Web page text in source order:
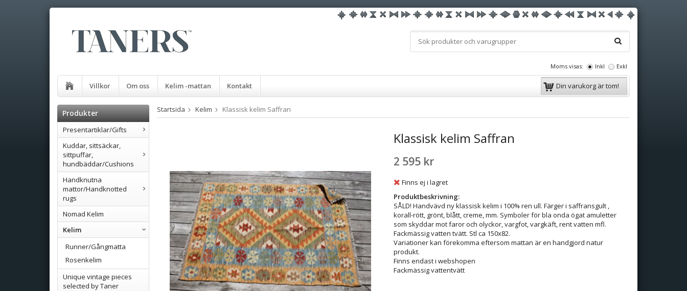
Moms visas: Inkl Exkl
Villkor Om oss Kelim -mattan Kontakt Din varukorg är tom!
Produkter
Presentartiklar/Gifts
Kuddar, sittsäckar,
sittpuffar,
hundbäddar/Cushions
Handknutna
mattor/Handknotted
rugs
Nomad Kelim
Kelim
Runner/Gångmatta
Rosenkelim
Unique vintage pieces
selected by Taner
Startsida Kelim Klassisk kelim Saffran
Klassisk kelim Saffran
2 595 kr
Finns ej i lagret
Produktbeskrivning:
SÅLD! Handvävd ny klassisk kelim i 100% ren ull. Färger i saffransgult ,
korall-rött, grönt, blått, creme, mm. Symboler för bla onda ögat amuletter
som skyddar mot faror och olyckor, vargfot, vargkäft, rent vatten mfl.
Fackmässig vatten tvätt. Stl ca 150x82.
Variationer kan förekomma eftersom mattan är en handgjord natur
produkt.
Finns endast i webshopen
Fackmässig vattentvätt